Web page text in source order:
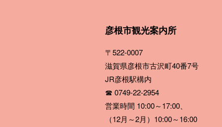
彦根市観光案内所
〒522-0007
滋賀県彦根市古沢町40番7号
JR彦根駅構内
☎ 0749-22-2954
営業時間 10:00～17:00、
（12月～2月）10:00～16:00